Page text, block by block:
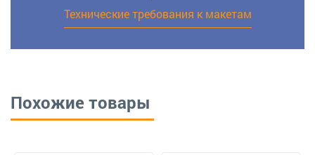
Технические требования к макетам
Похожие товары